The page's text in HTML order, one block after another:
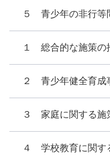
５ 青少年の非行等
１ 総合的な施策の
２ 青少年健全育成
３ 家庭に関する施
４ 学校教育に関す